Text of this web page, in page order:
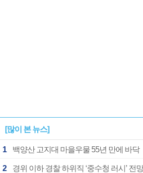
[많이 본 뉴스]
1 백양산 고지대 마을우물 55년 만에 바닥
2 경위 이하 경찰 하위직 ‘중수청 러시’